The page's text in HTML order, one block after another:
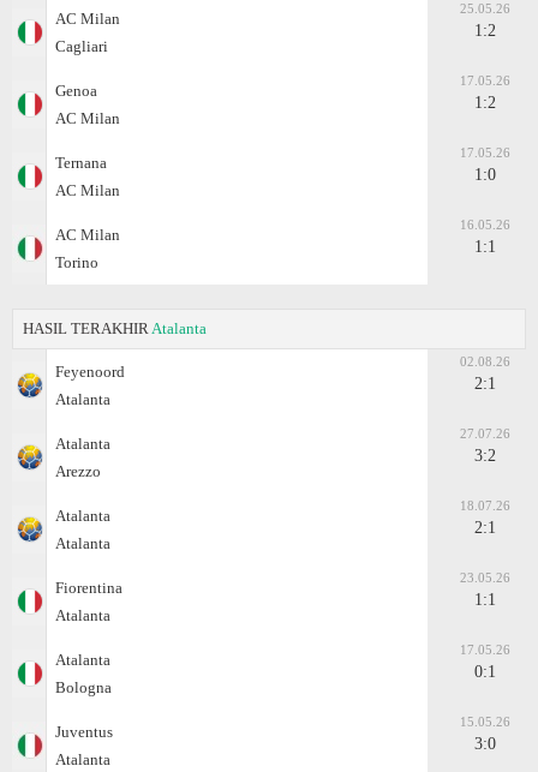
AC Milan
Cagliari
25.05.26
1:2
Genoa
AC Milan
17.05.26
1:2
Ternana
AC Milan
17.05.26
1:0
AC Milan
Torino
16.05.26
1:1
HASIL TERAKHIR Atalanta
Feyenoord
Atalanta
02.08.26
2:1
Atalanta
Arezzo
27.07.26
3:2
Atalanta
Atalanta
18.07.26
2:1
Fiorentina
Atalanta
23.05.26
1:1
Atalanta
Bologna
17.05.26
0:1
Juventus
Atalanta
15.05.26
3:0